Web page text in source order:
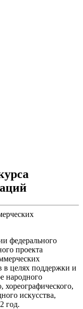
федерального
проекта
в целях поддержки и
народного
хореографического,
искусства,
год.